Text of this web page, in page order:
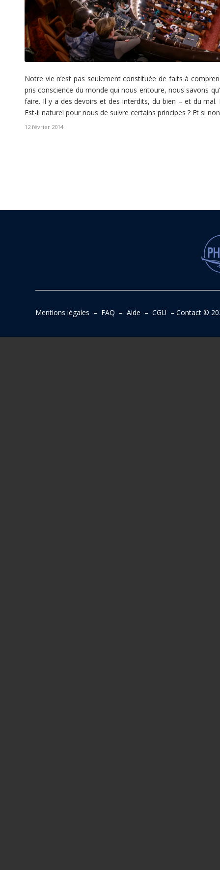
Notre vie n’est pas seulement constituée de faits à
pris conscience du monde qui nous entoure, nous savons
faire. Il y a des devoirs et des interdits, du bien – et du
Est-il naturel pour nous de suivre certains principes ? Et si
12 février 2014
Mentions légales – FAQ – Aide – CGU – Contact©